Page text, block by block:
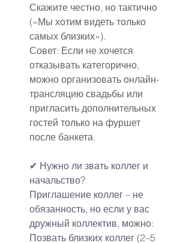
Скажите честно, но тактично
(«Мы хотим видеть только
самых близких»).
Совет: Если не хочется
отказывать категорично,
можно организовать онлайн-
трансляцию свадьбы или
пригласить дополнительных
гостей только на фуршет
после банкета.
✔ Нужно ли звать коллег и
начальство?
Приглашение коллег – не
обязанность, но если у вас
дружный коллектив, можно:
Позвать близких коллег (2–5